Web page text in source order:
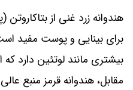
برای بینایی و پوست مفید
بیشتری مانند لوتئین دارد
مقابل، هندوانه قرمز منبع